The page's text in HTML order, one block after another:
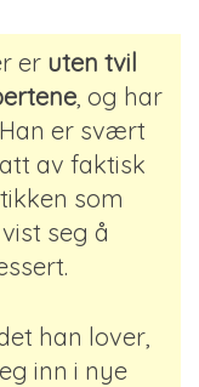
er uten tvil
, og har
er svært
av faktisk
som
seg å
han lover,
inn i nye